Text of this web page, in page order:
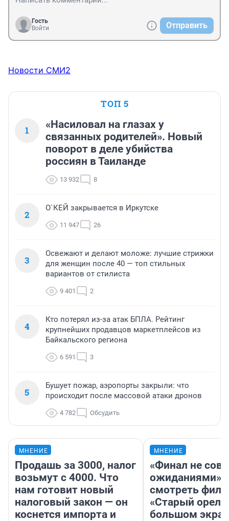
Гость
Войти
Отправить
Новости СМИ2
ТОП 5
1
«Насиловал на глазах у
связанных родителей». Новый
поворот в деле убийства
россиян в Таиланде
13 932 8
2
О`КЕЙ закрывается в Иркутске
11 947 26
3
Освежают и делают моложе: лучшие стрижки
для женщин после 40 — топ стильных
вариантов от стилиста
9 401 2
4
Кто потерял из-за атак БПЛА. Рейтинг
крупнейших продавцов маркетплейсов из
Байкальского региона
6 591 3
5
Бушует пожар, аэропорты закрыли: что
происходит после массовой атаки дронов
4 782 Обсудить
МНЕНИЕ
Продашь за 3000, налог
возьмут с 4000. Что
нам готовит новый
налоговый закон — он
коснется импорта и
МНЕНИЕ
«Финал не
ожиданиями»:
смотреть
«Старый орел»
большом